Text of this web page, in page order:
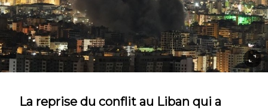
La reprise du conflit au Liban qui a